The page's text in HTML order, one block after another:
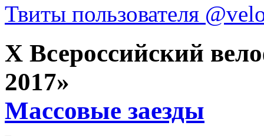
Твиты пользователя
X Всероссийский
2017»
Массовые заезды